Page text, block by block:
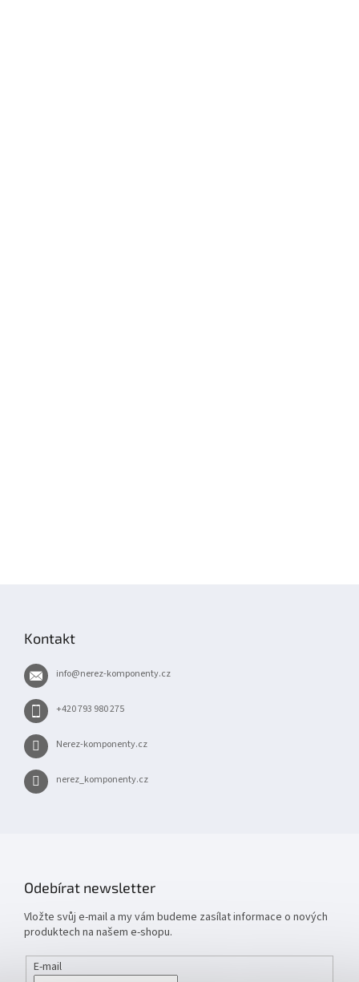
Kontakt
info@nerez-komponenty.cz
+420 793 980 275
Nerez-komponenty.cz
nerez_komponenty.cz
Odebírat newsletter
Vložte svůj e-mail a my vám budeme zasílat informace o nových
produktech na našem e-shopu.
E-mail